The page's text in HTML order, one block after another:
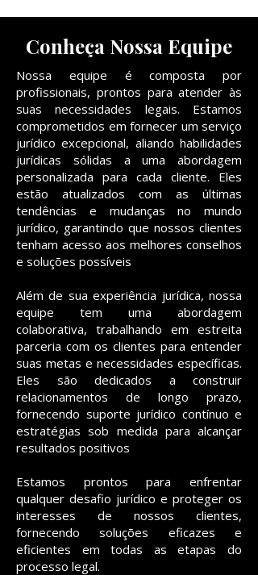
Conheça Nossa Equipe
Nossa equipe é composta por
profissionais, prontos para atender às
suas necessidades legais. Estamos
comprometidos em fornecer um serviço
jurídico excepcional, aliando habilidades
jurídicas sólidas a uma abordagem
personalizada para cada cliente. Eles
estão atualizados com as últimas
tendências e mudanças no mundo
jurídico, garantindo que nossos clientes
tenham acesso aos melhores conselhos
e soluções possíveis
Além de sua experiência jurídica, nossa
equipe tem uma abordagem
colaborativa, trabalhando em estreita
parceria com os clientes para entender
suas metas e necessidades específicas.
Eles são dedicados a construir
relacionamentos de longo prazo,
fornecendo suporte jurídico contínuo e
estratégias sob medida para alcançar
resultados positivos
Estamos prontos para enfrentar
qualquer desafio jurídico e proteger os
interesses de nossos clientes,
fornecendo soluções eficazes e
eficientes em todas as etapas do
processo legal.